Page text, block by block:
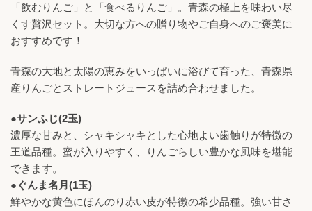
「飲むりんご」と「食べるりんご」。青森の極上を味わい尽
くす贅沢セット。大切な方への贈り物やご自身へのご褒美に
おすすめです！
青森の大地と太陽の恵みをいっぱいに浴びて育った、青森県
産りんごとストレートジュースを詰め合わせました。
●サンふじ(2玉)
濃厚な甘みと、シャキシャキとした心地よい歯触りが特徴の
王道品種。蜜が入りやすく、りんごらしい豊かな風味を堪能
できます。
●ぐんま名月(1玉)
鮮やかな黄色にほんのり赤い皮が特徴の希少品種。強い甘さ